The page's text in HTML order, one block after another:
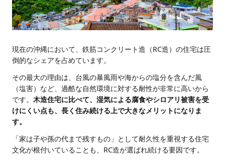
現在の沖縄において、鉄筋コンクリート造（RC造）の住宅は圧
倒的なシェアを占めています。
その最大の理由は、台風の暴風雨や海からの塩分を含んだ風
（塩害）など、過酷な自然環境に対する耐性が非常に高いから
です。 木造住宅に比べて、湿気による腐食やシロアリ被害を受
けにくい点も、長く住み続ける上で大きなメリットになりま
す。
「家は子や孫の代まで残すもの」として耐久性を重視する住宅
文化が根付いていることも、RC造が選ばれ続ける要因です。